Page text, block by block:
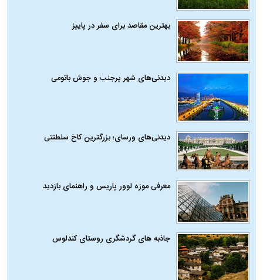
بهترین مقاصد برای سفر در پاییز
دیدنی‌های شهر پرجنب و جوش باتومی
دیدنی‌های ورسای؛ بزرگترین کاخ سلطنتی
معرفی موزه لوور پاریس و راهنمای بازدید
جاذبه های گردشگری روستای کندلوس